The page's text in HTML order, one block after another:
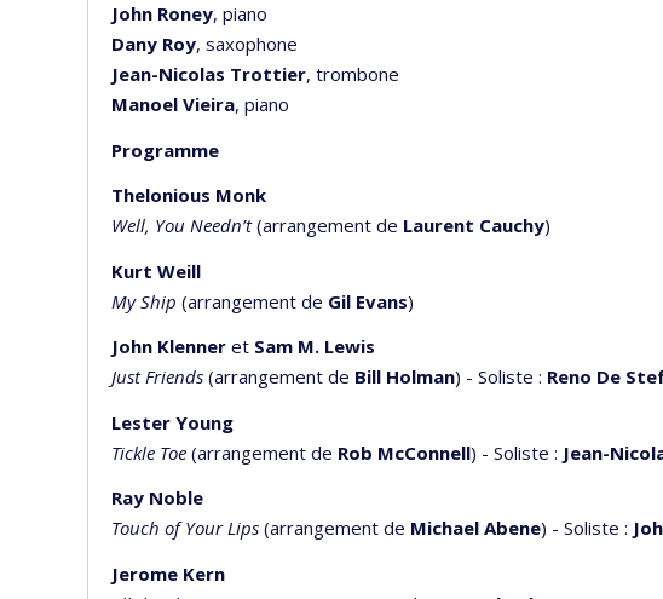
John Roney, piano
Dany Roy, saxophone
Jean-Nicolas Trottier, trombone
Manoel Vieira, piano
Programme
Thelonious Monk
Well, You Needn’t(arrangement de Laurent Cauchy)
Kurt Weill
My Ship (arrangement de Gil Evans)
John Klenner et Sam M. Lewis
Just Friends (arrangement de Bill Holman) - Soliste : Reno De
Lester Young
Tickle Toe (arrangement de Rob McConnell) - Soliste : Jean-
Ray Noble
Touch of Your Lips (arrangement de Michael Abene) - Soliste :
Jerome Kern